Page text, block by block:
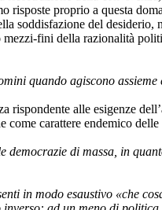
risposte proprio a questa
soddisfazione del desiderio,
fini della razionalità
quando agiscono
alle esigenze
carattere endemico
di massa, in
in modo esaustivo «che